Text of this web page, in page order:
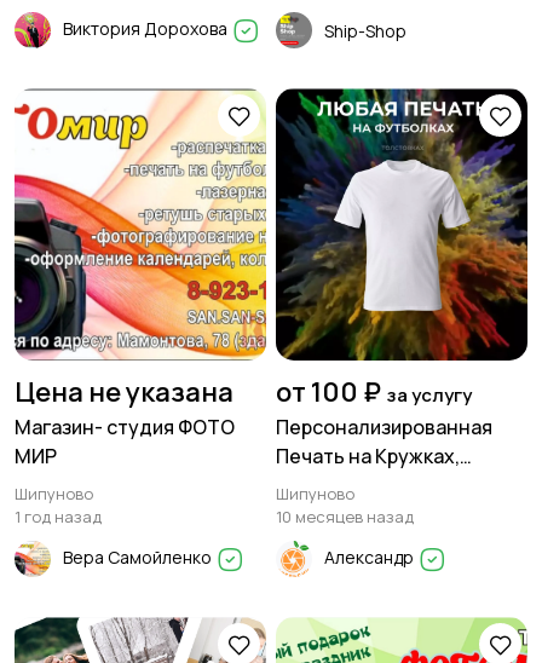
Виктория Дорохова Ship-Shop
Цена не указана
Магазин- студия ФОТО
МИР
Шипуново
1 год назад
Вера Самойленко
от 100 ₽ за услугу
Персонализированная
Печать на Кружках,
Футболках, Подушках и
Многом Другом! 🎁
Создайте Уникальный
Подарок!
Шипуново
10 месяцев назад
Александр